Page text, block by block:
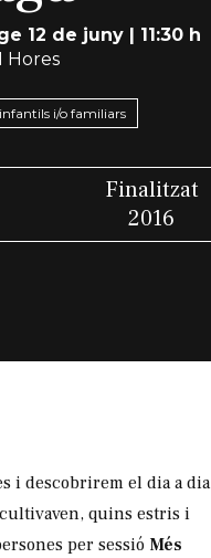
12 de juny
11:30 h
Hores
i/o familiars
Finalitzat
2016
i descobrirem el dia a dia
quins estris i
per sessió Més